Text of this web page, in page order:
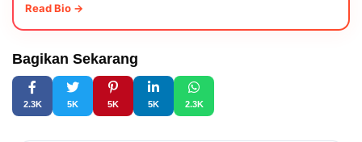
Read Bio →
Bagikan Sekarang
2.3K 5K 5K 5K 2.3K